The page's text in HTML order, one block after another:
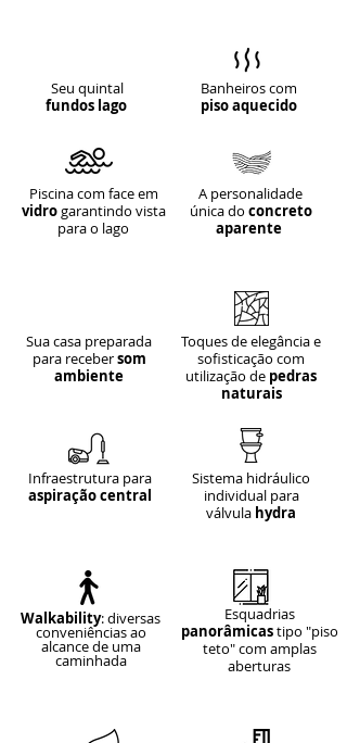
Seu quintal
fundos lago
Piscina com face em
vidrogarantindo vista
para o lago
Sua casa preparada
para recebersom
ambiente
Infraestrutura para
aspiração central
Walkability: diversas
conveniências ao
alcance de uma
caminhada
Banheiros com
piso aquecido
A personalidade
única do concreto
aparente
Toques de elegância e
sofisticação com
utilização de pedras
naturais
Sistema hidráulico
individual para
válvula hydra
Esquadrias
panorâmicastipo "piso
teto" com amplas
aberturas